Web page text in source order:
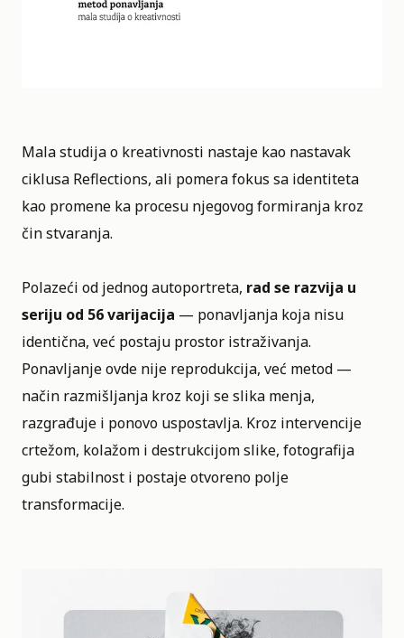
Mala studija o kreativnosti nastaje kao nastavak
ciklusa Reflections, ali pomera fokus sa identiteta
kao promene ka procesu njegovog formiranja kroz
čin stvaranja.
Polazeći od jednog autoportreta, rad se razvija u
seriju od 56 varijacija — ponavljanja koja nisu
identična, već postaju prostor istraživanja.
Ponavljanje ovde nije reprodukcija, već metod —
način razmišljanja kroz koji se slika menja,
razgrađuje i ponovo uspostavlja. Kroz intervencije
crtežom, kolažom i destrukcijom slike, fotografija
gubi stabilnost i postaje otvoreno polje
transformacije.